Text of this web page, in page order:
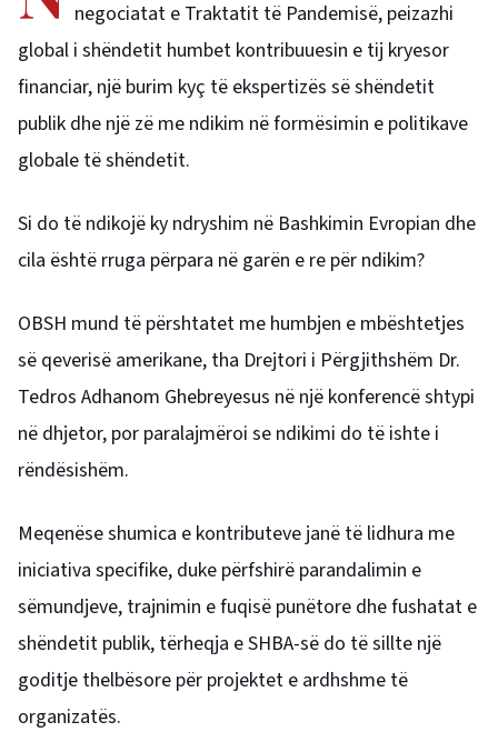
negociatat e Traktatit të Pandemisë, peizazhi
global i shëndetit humbet kontribuuesin e tij kryesor
financiar, një burim kyç të ekspertizës së shëndetit
publik dhe një zë me ndikim në formësimin e politikave
globale të shëndetit.
Si do të ndikojë ky ndryshim në Bashkimin Evropian dhe
cila është rruga përpara në garën e re për ndikim?
OBSH mund të përshtatet me humbjen e mbështetjes
së qeverisë amerikane, tha Drejtori i Përgjithshëm Dr.
Tedros Adhanom Ghebreyesus në një konferencë shtypi
në dhjetor, por paralajmëroi se ndikimi do të ishte i
rëndësishëm.
Meqenëse shumica e kontributeve janë të lidhura me
iniciativa specifike, duke përfshirë parandalimin e
sëmundjeve, trajnimin e fuqisë punëtore dhe fushatat e
shëndetit publik, tërheqja e SHBA-së do të sillte një
goditje thelbësore për projektet e ardhshme të
organizatës.